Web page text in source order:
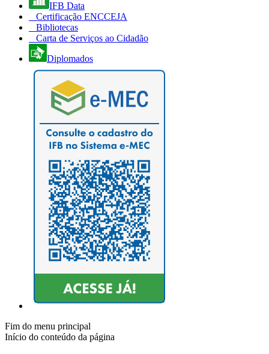
IFB Data
Certificação ENCCEJA
Bibliotecas
Carta de Serviços ao Cidadão
Diplomados
Fim do menu principal
Início do conteúdo da página